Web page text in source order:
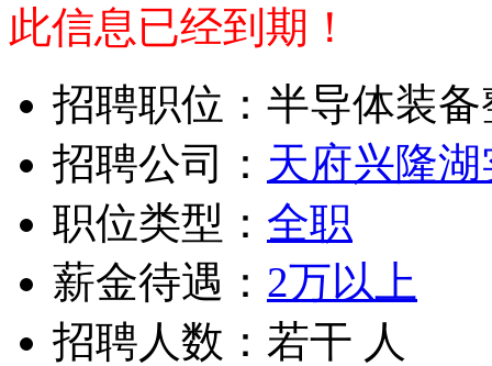
此信息已经到期！
招聘职位：半导体装
招聘公司： 天府兴隆
职位类型： 全职
薪金待遇： 2万以上
招聘人数：若干 人